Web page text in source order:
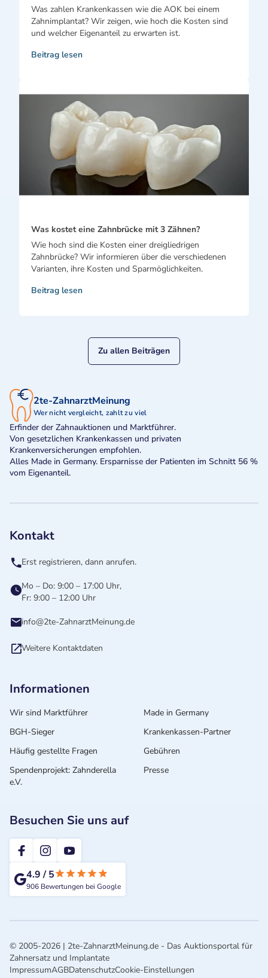
Was zahlen Krankenkassen wie die AOK bei einem
Zahnimplantat? Wir zeigen, wie hoch die Kosten sind
und welcher Eigenanteil zu erwarten ist.
Beitrag lesen
Was kostet eine Zahnbrücke mit 3 Zähnen?
Wie hoch sind die Kosten einer dreigliedrigen
Zahnbrücke? Wir informieren über die verschiedenen
Varianten, ihre Kosten und Sparmöglichkeiten.
Beitrag lesen
Zu allen Beiträgen
2te-ZahnarztMeinung
Wer nicht vergleicht, zahlt zu viel
Erfinder der Zahnauktionen und Marktführer.
Von gesetzlichen Krankenkassen und privaten
Krankenversicherungen empfohlen.
Alles Made in Germany. Ersparnisse der Patienten im Schnitt 56 %
vom Eigenanteil.
Kontakt
Erst registrieren, dann anrufen.
Mo – Do: 9:00 – 17:00 Uhr,
Fr: 9:00 – 12:00 Uhr
info@2te-ZahnarztMeinung.de
Weitere Kontaktdaten
Informationen
Wir sind Marktführer
Made in Germany
BGH-Sieger
Krankenkassen-Partner
Häufig gestellte Fragen
Gebühren
Spendenprojekt: Zahnderella
e.V.
Presse
Besuchen Sie uns auf
2te-ZahnarztMeinung
4.9/5
906 Bewertungen bei Google
© 2005-2026 | 2te-ZahnarztMeinung.de - Das Auktionsportal für
Zahnersatz und Implantate
ImpressumAGBDatenschutzCookie-Einstellungen